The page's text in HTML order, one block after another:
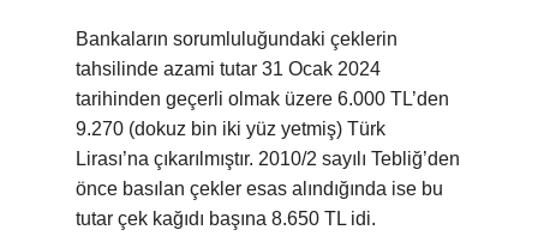
Bankaların sorumluluğundaki çeklerin
tahsilinde azami tutar 31 Ocak 2024
tarihinden geçerli olmak üzere 6.000 TL’den
9.270 (dokuz bin iki yüz yetmiş) Türk
Lirası’na çıkarılmıştır. 2010/2 sayılı Tebliğ’den
önce basılan çekler esas alındığında ise bu
tutar çek kağıdı başına 8.650 TL idi.